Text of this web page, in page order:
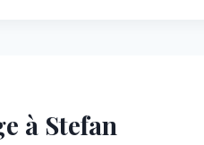
à Stefan